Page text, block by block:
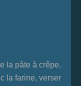
la pâte à crêpe.
la farine, verser